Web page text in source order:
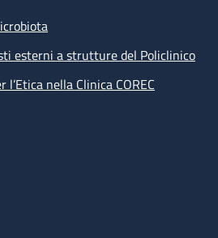
esterni a strutture del Policlinico
nella Clinica COREC